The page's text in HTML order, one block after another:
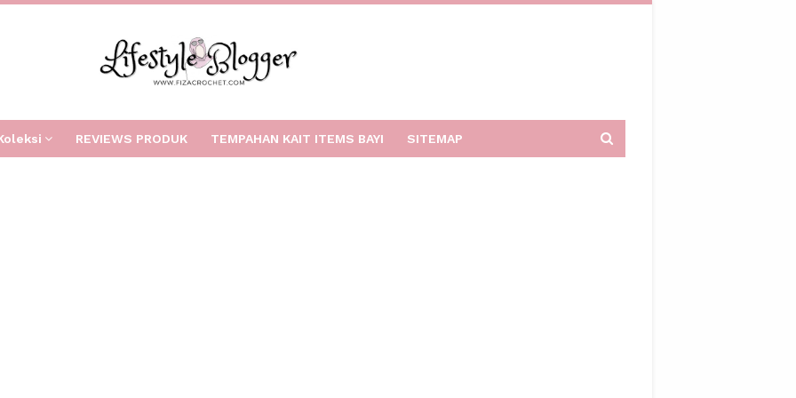
REVIEWS PRODUK TEMPAHAN KAIT ITEMS BAYI SITEMAP